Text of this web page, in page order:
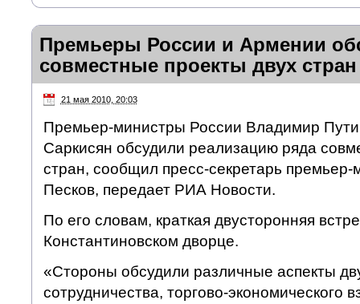
Премьеры России и Армении
совместные проекты двух стран
21 мая 2010, 20:03
Премьер-министры России Владимир
Саркисян обсудили реализацию ряда
стран, сообщил пресс-секретарь
Песков, передает РИА Новости.
По его словам, краткая двусторонняя
Константиновском дворце.
«Стороны обсудили различные аспекты
сотрудничества, торгово-экономического